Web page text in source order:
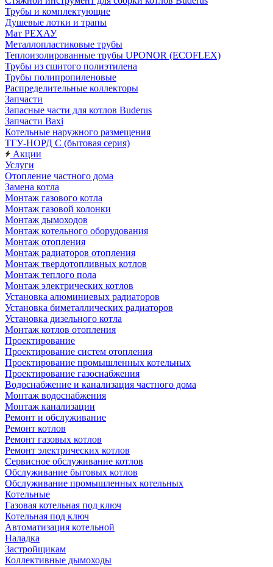
Трубы и комплектующие
Душевые лотки и трапы
Мат РЕХАУ
Металлопластиковые трубы
Теплоизолированные трубы UPONOR (ECOFLEX)
Трубы из сшитого полиэтилена
Трубы полипропиленовые
Распределительные коллекторы
Запчасти
Запасные части для котлов Buderus
Запчасти Baxi
Котельные наружного размещения
ТГУ-НОРД С (бытовая серия)
Акции
Услуги
Отопление частного дома
Замена котла
Монтаж газового котла
Монтаж газовой колонки
Монтаж дымоходов
Монтаж котельного оборудования
Монтаж отопления
Монтаж радиаторов отопления
Монтаж твердотопливных котлов
Монтаж теплого пола
Монтаж электрических котлов
Установка алюминиевых радиаторов
Установка биметаллических радиаторов
Установка дизельного котла
Монтаж котлов отопления
Проектирование
Проектирование систем отопления
Проектирование промышленных котельных
Проектирование газоснабжения
Водоснабжение и канализация частного дома
Монтаж водоснабжения
Монтаж канализации
Ремонт и обслуживание
Ремонт котлов
Ремонт газовых котлов
Ремонт электрических котлов
Сервисное обслуживание котлов
Обслуживание бытовых котлов
Обслуживание промышленных котельных
Котельные
Газовая котельная под ключ
Котельная под ключ
Автоматизация котельной
Наладка
Застройщикам
Коллективные дымоходы